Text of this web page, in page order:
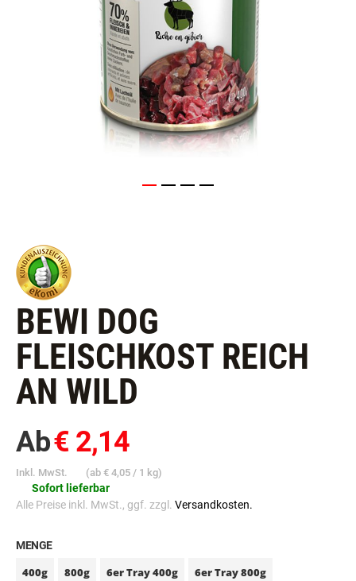
BEWI DOG
FLEISCHKOST REICH
AN WILD
Ab€ 2,14
Inkl. MwSt. (ab € 4,05 / 1 kg)
Sofort lieferbar
Alle Preise inkl. MwSt., ggf. zzgl. Versandkosten.
MENGE
400g 800g 6er Tray 400g 6er Tray 800g